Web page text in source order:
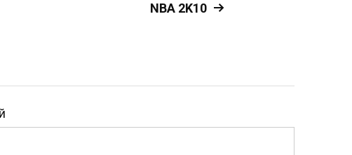
NBA 2K10